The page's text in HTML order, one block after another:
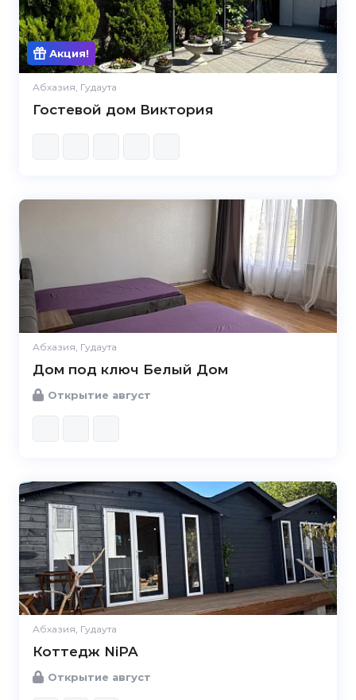
Акция!
Абхазия, Гудаута
Гостевой дом Виктория
Абхазия, Гудаута
Дом под ключ Белый Дом
Открытие август
Абхазия, Гудаута
Коттедж NiPA
Открытие август